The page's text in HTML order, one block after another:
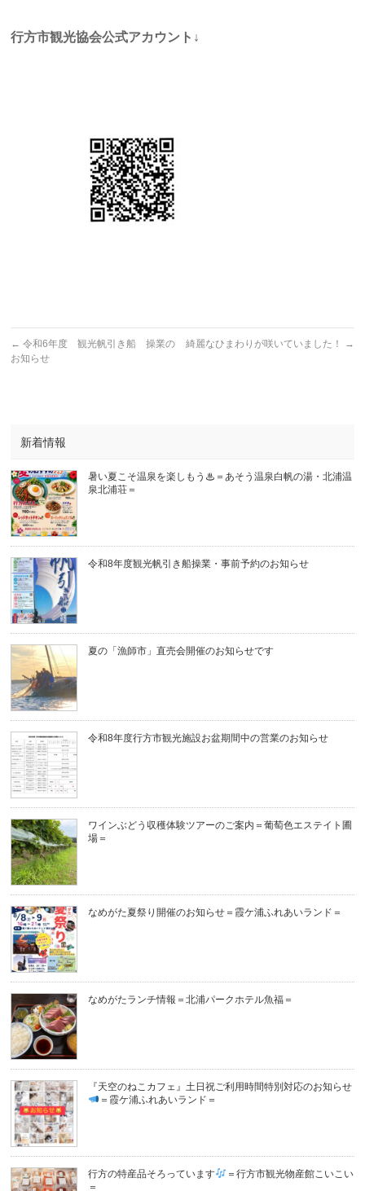
行方市観光協会公式アカウント↓
← 令和6年度 観光帆引き船 操業の
お知らせ
綺麗なひまわりが咲いていました！ →
新着情報
暑い夏こそ温泉を楽しもう♨＝あそう温泉白帆の湯・北浦温
泉北浦荘＝
令和8年度観光帆引き船操業・事前予約のお知らせ
夏の「漁師市」直売会開催のお知らせです
令和8年度行方市観光施設お盆期間中の営業のお知らせ
ワインぶどう収穫体験ツアーのご案内＝葡萄色エステイト圃
場＝
なめがた夏祭り開催のお知らせ＝霞ケ浦ふれあいランド＝
なめがたランチ情報＝北浦パークホテル魚福＝
『天空のねこカフェ』土日祝ご利用時間特別対応のお知らせ
＝霞ケ浦ふれあいランド＝
行方の特産品そろっています
＝行方市観光物産館こいこい
＝